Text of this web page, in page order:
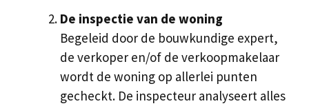
De inspectie van de woning
Begeleid door de bouwkundige expert,
de verkoper en/of de verkoopmakelaar
wordt de woning op allerlei punten
gecheckt. De inspecteur analyseert alles